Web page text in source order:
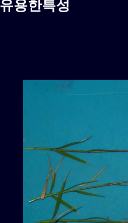
유용한특성